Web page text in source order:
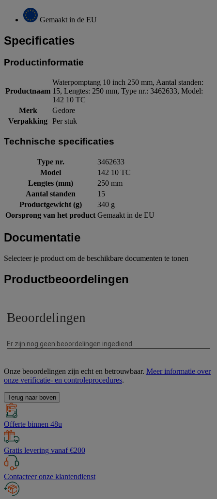
Gemaakt in de EU
Specificaties
Productinformatie
Productnaam
Waterpomptang 10 inch 250 mm, Aantal standen:
15, Lengtes: 250 mm, Type nr.: 3462633, Model:
142 10 TC
Merk
Gedore
Verpakking Per stuk
Technische specificaties
Type nr.
3462633
Model
142 10 TC
Lengtes (mm)
250 mm
Aantal standen
15
Productgewicht (g)
340 g
Oorsprong van het product Gemaakt in de EU
Documentatie
Selecteer je product om de beschikbare documenten te tonen
Productbeoordelingen
Onze beoordelingen zijn echt en betrouwbaar. Meer informatie over
onze verificatie- en controleprocedures.
Terug naar boven
Offerte binnen 48u
Gratis levering vanaf €200
Contacteer onze klantendienst